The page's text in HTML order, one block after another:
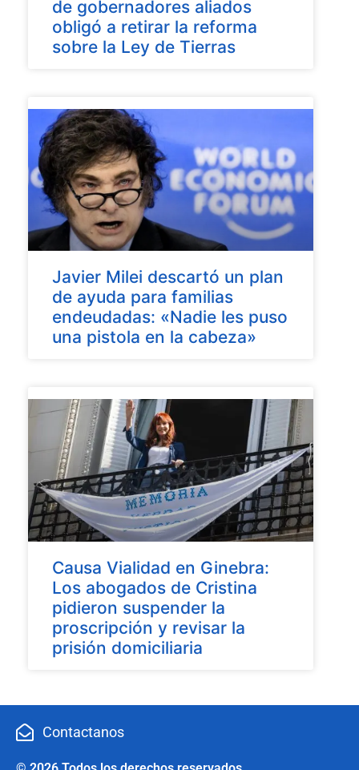
de gobernadores aliados
obligó a retirar la reforma
sobre la Ley de Tierras
Javier Milei descartó un plan
de ayuda para familias
endeudadas: «Nadie les puso
una pistola en la cabeza»
Causa Vialidad en Ginebra:
Los abogados de Cristina
pidieron suspender la
proscripción y revisar la
prisión domiciliaria
Contactanos